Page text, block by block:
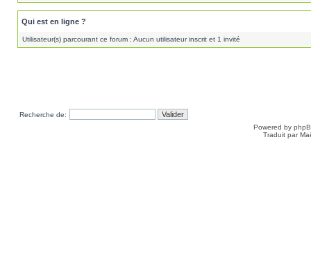
Qui est en ligne ?
Utilisateur(s) parcourant ce forum : Aucun utilisateur inscrit et 1 invité
Recherche de:
Powered by
Traduit par